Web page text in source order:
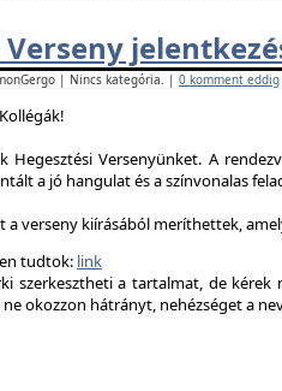
Verseny
| Nincs kategória. | 0 komment eddig
Hegesztési Versenyünket. A
a jó hangulat és a színvonalas
a verseny kiírásából meríthettek,
tudtok: link
szerkesztheti a tartalmat, de
okozzon hátrányt, nehézséget a